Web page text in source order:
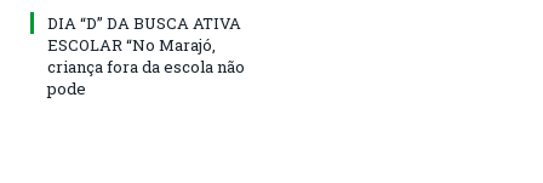
DIA “D” DA BUSCA ATIVA
ESCOLAR “No Marajó,
criança fora da escola não
pode